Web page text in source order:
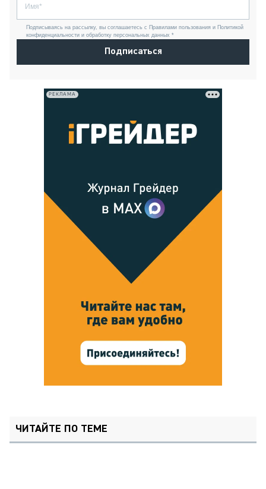
Подписываясь на рассылку, вы соглашаетесь с Правилами пользования и Политикой
конфиденциальности и обработку персональных данных *
Подписаться
РЕКЛАМА
ЧИТАЙТЕ ПО ТЕМЕ